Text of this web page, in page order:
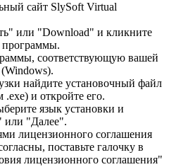
сайт SlySoft Virtual
или "Download" и кликните
программы.
соответствующую вашей
найдите установочный файл
и откройте его.
язык установки и
или "Далее".
лицензионного соглашения
поставьте галочку в
лицензионного соглашения"